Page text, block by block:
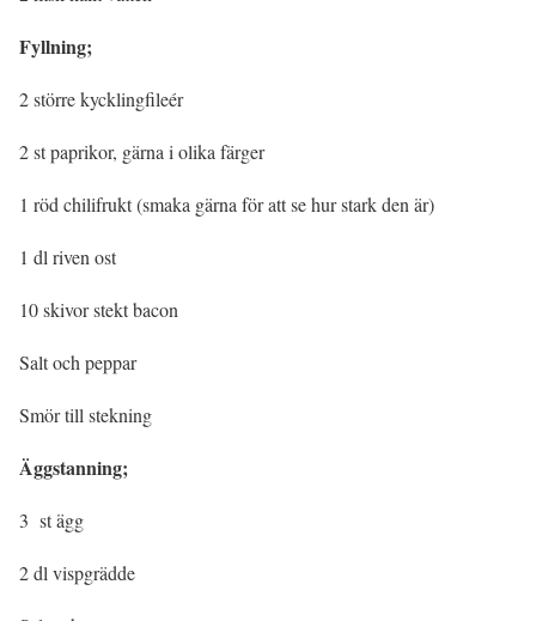
Fyllning;
2 större kycklingfileér
2 st paprikor, gärna i olika färger
1 röd chilifrukt (smaka gärna för att se hur stark den är)
1 dl riven ost
10 skivor stekt bacon
Salt och peppar
Smör till stekning
Äggstanning;
3 st ägg
2 dl vispgrädde